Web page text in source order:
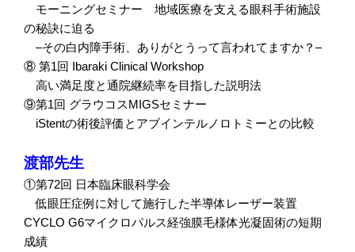
モーニングセミナー 地域医療を支える眼科手術施設
の秘訣に迫る
–その白内障手術、ありがとうって言われてますか？ –
⑧ 第1回 Ibaraki Clinical Workshop
高い満足度と通院継続率を目指した説明法
⑨第1回 グラウコスMIGSセミナー
iStentの術後評価とアブインテルノロトミーとの比較
渡部先生
①第72回 日本臨床眼科学会
低眼圧症例に対して施行した半導体レーザー装置
CYCLO G6マイクロパルス経強膜毛様体光凝固術の短期
成績